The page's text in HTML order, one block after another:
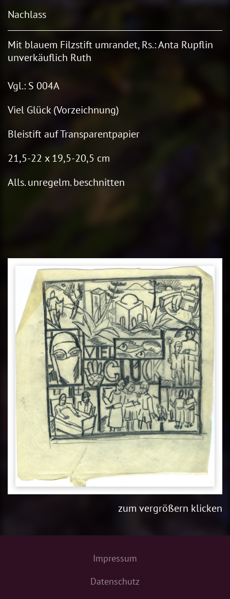
Nachlass
Mit blauem Filzstift umrandet, Rs.: Anta Rupflin
unverkäuflich Ruth
Vgl.: S 004A
Viel Glück (Vorzeichnung)
Bleistift auf Transparentpapier
21,5-22 x 19,5-20,5 cm
Alls. unregelm. beschnitten
zum vergrößern klicken
Impressum
Datenschutz